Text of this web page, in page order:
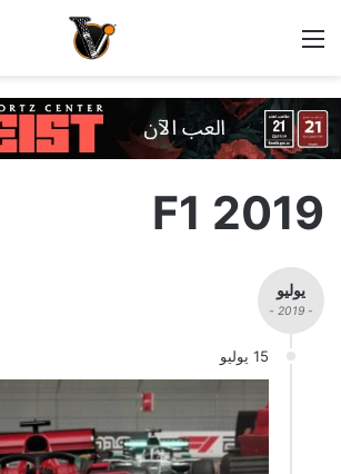
القائمة
F1 2019
يوليو
- 2019 -
15 يوليو